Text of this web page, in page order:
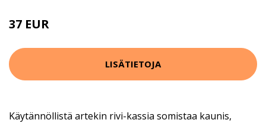
37 EUR
LISÄTIETOJA
Käytännöllistä artekin rivi-kassia somistaa kaunis,